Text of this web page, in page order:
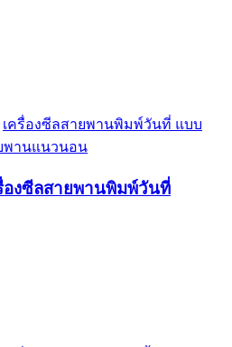
เครื่องซีลสายพานพิมพ์วันที่ แบบ
พานแนวนอน
องซีลสายพานพิมพ์วันที่